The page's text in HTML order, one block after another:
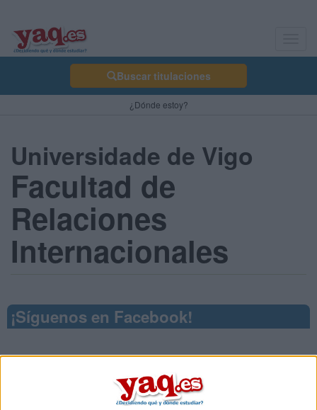
Buscar titulaciones
¿Dónde estoy?
Universidade de Vigo
Facultad de
Relaciones
Internacionales
¡Síguenos en Facebook!